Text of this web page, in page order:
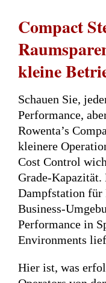
Compact
kleine
Schauen Sie,
Performance,
Rowenta’s
kleinere
Cost Control
Grade-Kapazität.
Dampfstation für
Business-
Performance in
Environments
Hier ist, was